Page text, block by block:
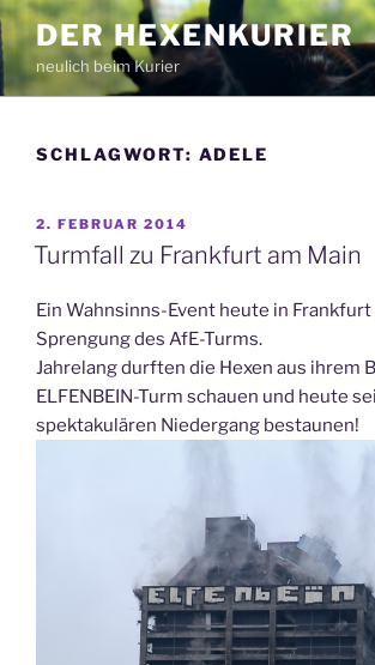
Zum
Inhalt
springen
DER HEXENKURIER
neulich beim Kurier
SCHLAGWORT: ADELE
VERÖFFENTLICHT
AM
2. FEBRUAR 2014
Turmfall zu Frankfurt am Main
Ein Wahnsinns-Event heute in Frankfurt
Sprengung des AfE-Turms.
Jahrelang durften die Hexen aus ihrem
ELFENBEIN-Turm schauen und heute
spektakulären Niedergang bestaunen!